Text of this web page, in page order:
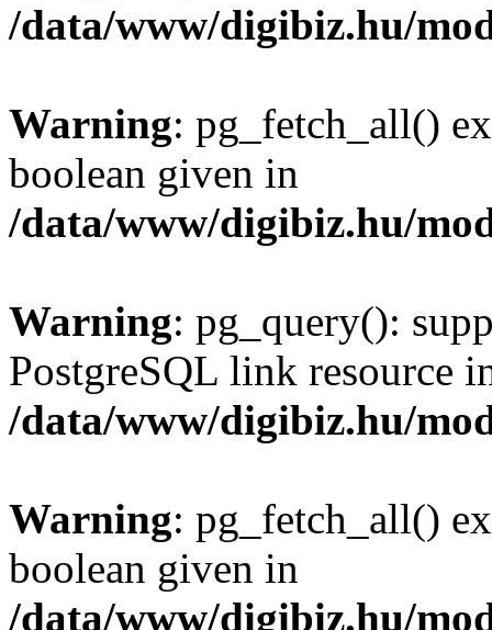
/data/www/digibiz.hu/
Warning: pg_fetch_all()
boolean given in
/data/www/digibiz.hu/
Warning: pg_query():
PostgreSQL link resource
/data/www/digibiz.hu/
Warning: pg_fetch_all()
boolean given in
/data/www/digibiz.hu/